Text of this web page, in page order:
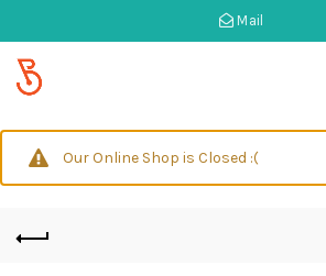
Mail
Our Online Shop is Closed :(